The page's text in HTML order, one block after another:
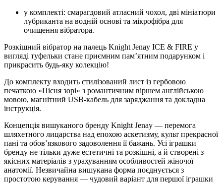
у комплекті: смарагдовий атласний чохол, дві мініатюри
лубриканта на водній основі та мікрофібра для
очищення вібратора.
Розкішний вібратор на палець Knight Jenay ICE & FIRE у
вигляді туфельки стане приємним пам’ятним подарунком і
прикрасить будь-яку колекцію!
До комплекту входить стилізований лист із гербовою
печаткою «Пісня зорі» з романтичним віршем англійською
мовою, магнітний USB-кабель для заряджання та докладна
інструкція.
Концепція вишуканого бренду Knight Jenay — перемога
шляхетного лицарства над епохою аскетизму, культ прекрасної
пані та обов’язкового задоволення її бажань. Усі іграшки
бренду не тільки дуже естетичні та розкішні, а й створені з
якісних матеріалів з урахуванням особливостей жіночої
анатомії. Незвичайна вишукана форма поєднується з
простотою керування — чудовий варіант для першої іграшки